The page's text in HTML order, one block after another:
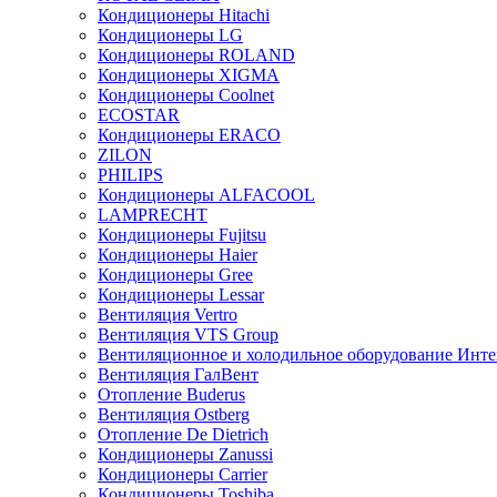
Кондиционеры Hitachi
Кондиционеры LG
Кондиционеры ROLAND
Кондиционеры XIGMA
Кондиционеры Coolnet
ECOSTAR
Кондиционеры ERACO
ZILON
PHILIPS
Кондиционеры ALFACOOL
LAMPRECHT
Кондиционеры Fujitsu
Кондиционеры Haier
Кондиционеры Gree
Кондиционеры Lessar
Вентиляция Vertro
Вентиляция VTS Group
Вентиляционное и холодильное оборудование
Вентиляция ГалВент
Отопление Buderus
Вентиляция Ostberg
Отопление De Dietrich
Кондиционеры Zanussi
Кондиционеры Carrier